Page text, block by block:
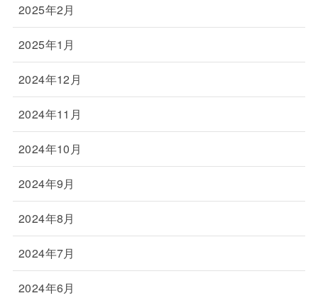
2025年2月
2025年1月
2024年12月
2024年11月
2024年10月
2024年9月
2024年8月
2024年7月
2024年6月